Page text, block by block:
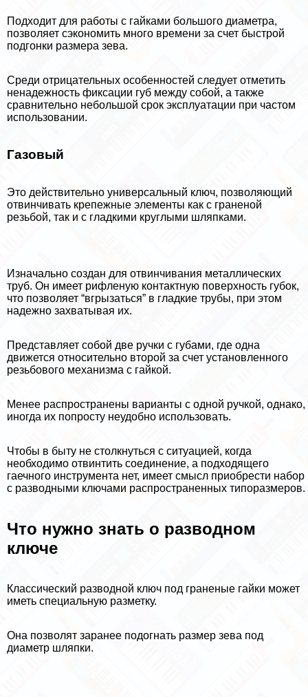
Подходит для работы с гайками большого диаметра,
позволяет сэкономить много времени за счет быстрой
подгонки размера зева.
Среди отрицательных особенностей следует отметить
ненадежность фиксации губ между собой, а также
сравнительно небольшой срок эксплуатации при частом
использовании.
Газовый
Это действительно универсальный ключ, позволяющий
отвинчивать крепежные элементы как с граненой
резьбой, так и с гладкими круглыми шляпками.
Изначально создан для отвинчивания металлических
труб. Он имеет рифленую контактную поверхность губок,
что позволяет “вгрызаться” в гладкие трубы, при этом
надежно захватывая их.
Представляет собой две ручки с губами, где одна
движется относительно второй за счет установленного
резьбового механизма с гайкой.
Менее распространены варианты с одной ручкой, однако,
иногда их попросту неудобно использовать.
Чтобы в быту не столкнуться с ситуацией, когда
необходимо отвинтить соединение, а подходящего
гаечного инструмента нет, имеет смысл приобрести набор
с разводными ключами распространенных типоразмеров.
Что нужно знать о разводном
ключе
Классический разводной ключ под граненые гайки может
иметь специальную разметку.
Она позволят заранее подогнать размер зева под
диаметр шляпки.